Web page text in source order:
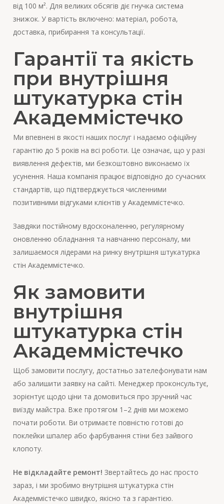
від 100 м². Для великих обсягів діє гнучка система
знижок. У вартість включено: матеріал, робота,
доставка, прибирання та консультації.
Гарантії та якість
при внутрішня
штукатурка стін
Академмістечко
Ми впевнені в якості наших послуг і надаємо офіційну
гарантію до 5 років на всі роботи. Це означає, що у разі
виявлення дефектів, ми безкоштовно виконаємо їх
усунення. Наша компанія працює відповідно до сучасних
стандартів, що підтверджується численними
позитивними відгуками клієнтів у Академмістечко.
Завдяки постійному вдосконаленню, регулярному
оновленню обладнання та навчанню персоналу, ми
залишаємося лідерами на ринку внутрішня штукатурка
стін Академмістечко.
Як замовити
внутрішня
штукатурка стін
Академмістечко
Щоб замовити послугу, достатньо зателефонувати нам
або залишити заявку на сайті. Менеджер проконсультує,
зорієнтує щодо ціни та домовиться про зручний час
виїзду майстра. Вже протягом 1–2 днів ми можемо
почати роботи. Ви отримаєте повністю готові до
поклейки шпалер або фарбування стіни без зайвого
клопоту.
Не відкладайте ремонт! Звертайтесь до нас просто
зараз, і ми зробимо внутрішня штукатурка стін
Академмістечко швидко, якісно та з гарантією.